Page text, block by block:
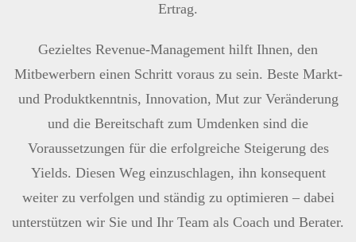
Ertrag.
Gezieltes Revenue-Management hilft Ihnen, den
Mitbewerbern einen Schritt voraus zu sein. Beste Markt-
und Produktkenntnis, Innovation, Mut zur Veränderung
und die Bereitschaft zum Umdenken sind die
Voraussetzungen für die erfolgreiche Steigerung des
Yields. Diesen Weg einzuschlagen, ihn konsequent
weiter zu verfolgen und ständig zu optimieren – dabei
unterstützen wir Sie und Ihr Team als Coach und Berater.